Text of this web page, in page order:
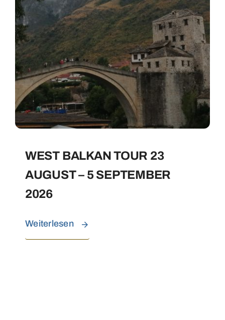
WEST BALKAN TOUR 23
AUGUST – 5 SEPTEMBER
2026
Weiterlesen